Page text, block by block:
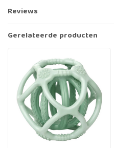
Reviews
Gerelateerde producten